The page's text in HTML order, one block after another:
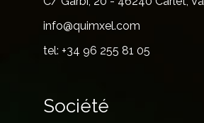
info@quimxel.com
tel: +34 96 255 81 05
Société